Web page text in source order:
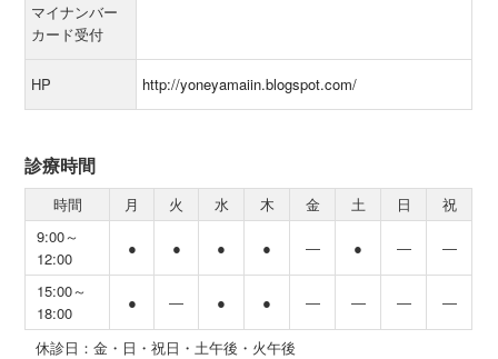
マイナンバー
カード受付
HP http://yoneyamaiin.blogspot.com/
診療時間
時間 月 火 水 木 金 土 日
祝
9:00～
12:00
● ● ● ● ― ● ― ―
15:00～
18:00
● ― ● ● ― ― ― ―
休診日：金・日・祝日・土午後・火午後